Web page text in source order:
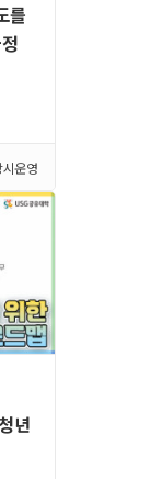
를
시운영
년